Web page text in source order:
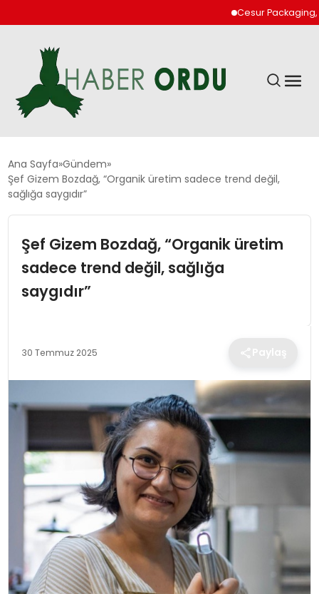
Cesur Packaging,
GÜNDEM
DÜNYA
EKONOMI
SIYASET
MAGAZIN
SPOR
YAŞAM
Ana Sayfa Gündem
Şef Gizem Bozdağ, “Organik üretim sadece trend değil,
sağlığa saygıdır”
Şef Gizem Bozdağ, “Organik üretim
sadece trend değil, sağlığa
saygıdır”
30 Temmuz 2025